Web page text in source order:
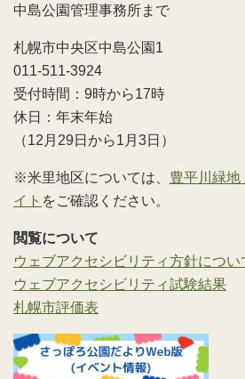
中島公園管理事務所まで
札幌市中央区中島公園1
011-511-3924
受付時間：9時から17時
休日：年末年始
（12月29日から1月3日）
※米里地区については、 豊平川緑地
イト をご確認ください。
閲覧について
ウェブアクセシビリティ方針につい
ウェブアクセシビリティ試験結果
札幌市評価表